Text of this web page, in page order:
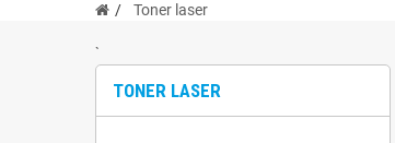
Toner laser
`
TONER LASER